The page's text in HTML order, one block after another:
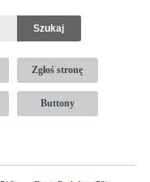
Zgłoś stronę
Buttony